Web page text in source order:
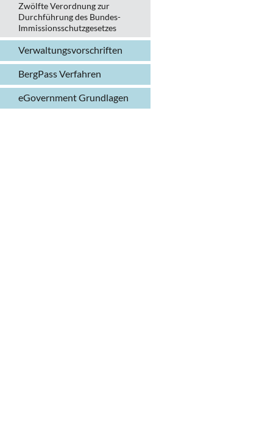
Zwölfte Verordnung zur
Durchführung des Bundes-
Immissionsschutzgesetzes
Verwaltungs­vorschriften
BergPass Verfahren
eGovernment Grundlagen